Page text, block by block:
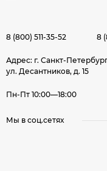
8 (800) 511-35-52 8
Адрес: г. Санкт-
ул. Десантников, д. 15
Пн-Пт 10:00—18:00
Мы в соц.сетях